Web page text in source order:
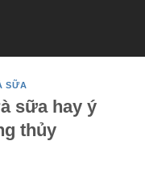
SỮA
sữa hay ý
thủy